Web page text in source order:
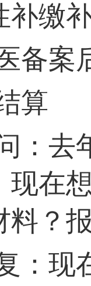
补缴
备案
算
：去
现在
料？
：现